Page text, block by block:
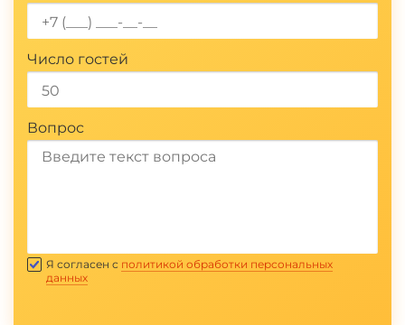
Вопрос
Число гостей
Я согласен с политикой обработки персональных
данных